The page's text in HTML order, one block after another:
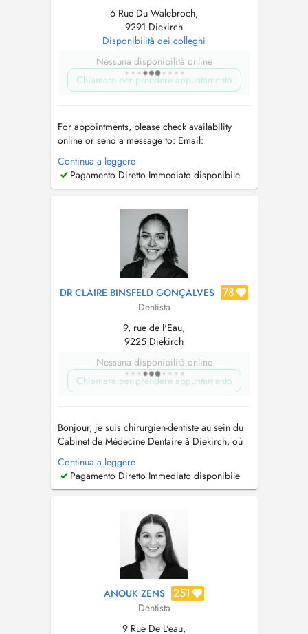
6 Rue Du Walebroch,
9291 Diekirch
Disponibilità dei colleghi
Nessuna disponibilità online
Chiamare per prendere appuntamento
For appointments, please check availability
online or send a message to: Email:
info@docpascha.com
341 097 Opening hours: Sunday: 10:00-18:00
Monday to Wednesday: 10:00-18:00 Thursday:
the us: J&J Addas Lux Dental Land...
Continua a leggere
Pagamento Diretto Immediato disponibile
DR CLAIRE BINSFELD GONÇALVES 78
Dentista
9, rue de l'Eau,
9225 Diekirch
Nessuna disponibilità online
Chiamare per prendere appuntamento
Bonjour, je suis chirurgien-dentiste au sein du
Cabinet de Médecine Dentaire à Diekirch, où
jaccueille mes patients les mercredis, jeudis et
vendredis. Je propose une prise en charge
complète des soins dentaires, incluant le
Continua a leggere
Pagamento Diretto Immediato disponibile
ANOUK ZENS 251
Dentista
9 Rue De L'eau,